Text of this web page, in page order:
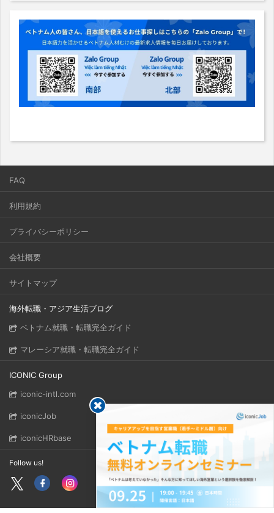
FAQ
利用規約
プライバシーポリシー
会社概要
サイトマップ
海外転職・アジア生活ブログ
ベトナム就職・転職完全ガイド
マレーシア就職・転職完全ガイド
ICONIC Group
iconic-intl.com
iconicJob
iconicHRbase
Follow us!